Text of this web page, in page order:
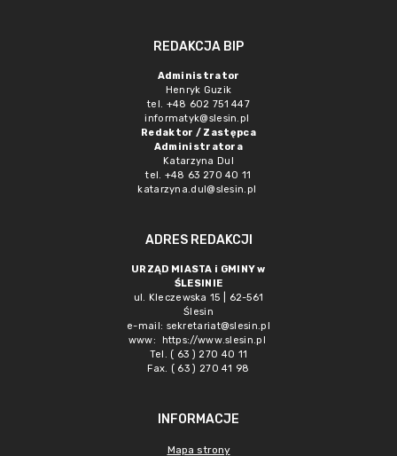
REDAKCJA BIP
Administrator
Henryk Guzik
tel. +48 602 751 447
informatyk@slesin.pl
Redaktor / Zastępca
Administratora
Katarzyna Dul
tel. +48 63 270 40 11
katarzyna.dul@slesin.pl
ADRES REDAKCJI
URZĄD MIASTA i GMINY w
ŚLESINIE
ul. Kleczewska 15 | 62-561
Ślesin
e-mail: sekretariat@slesin.pl
www:
https://www.slesin.pl
Tel. ( 63 ) 270 40 11
Fax. ( 63 ) 270 41 98
INFORMACJE
Mapa strony